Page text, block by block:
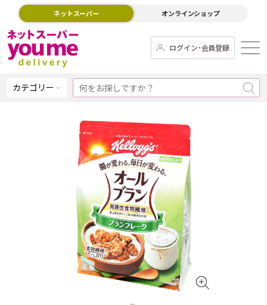
ネットスーパー オンラインショップ
ログイン･会員登録
カテゴリー